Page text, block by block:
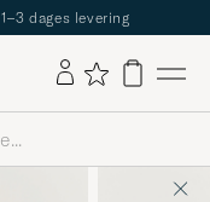
1–3 dages levering